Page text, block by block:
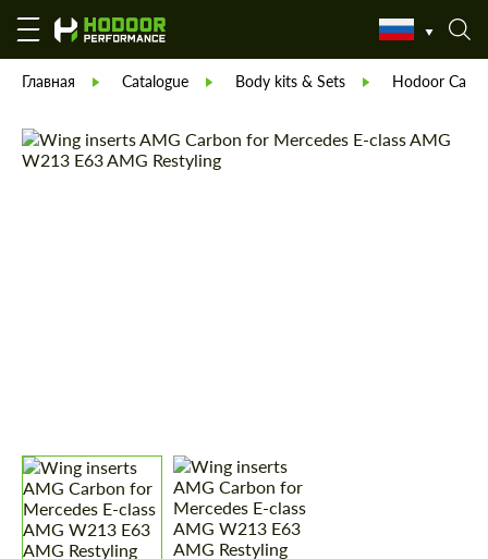
Главная Catalogue Body kits & Sets Hodoor